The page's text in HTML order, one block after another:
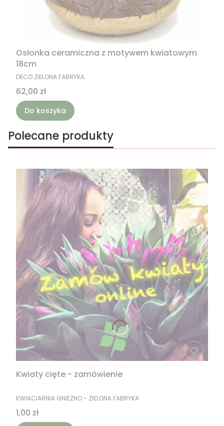
Osłonka ceramiczna z motywem kwiatowym
18cm
PRODUCENT
DECO ZIELONA FABRYKA
Cena
62,00 zł
Do koszyka
Polecane produkty
Kwiaty cięte - zamówienie
PRODUCENT
KWIACIARNIA GNIEZNO - ZIELONA FABRYKA
Cena
1,00 zł